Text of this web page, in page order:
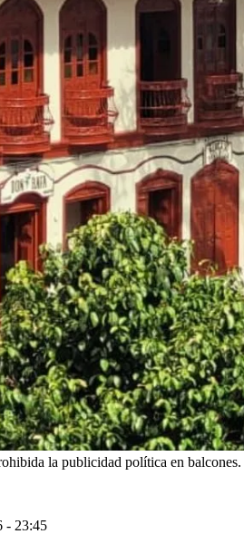
la publicidad política en balcones.
- 23:45